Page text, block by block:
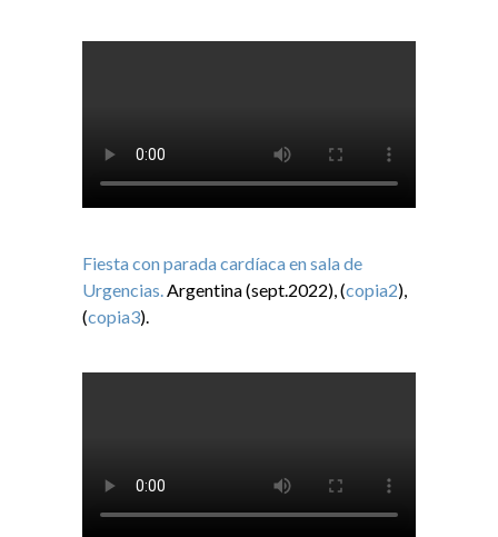
Fiesta con parada cardíaca en sala de
Urgencias. Argentina (sept.2022), (copia2),
(copia3).